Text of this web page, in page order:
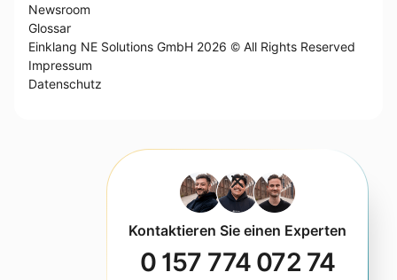
Newsroom
Glossar
Einklang NE Solutions GmbH 2026 © All Rights Reserved
Impressum
Datenschutz
Kontaktieren Sie einen Experten
0 157 774 072 74